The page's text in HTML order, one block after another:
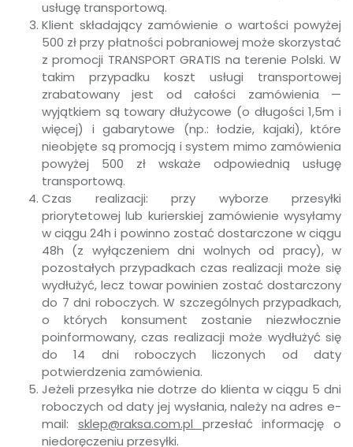
usługę transportową.
Klient składający zamówienie o wartości powyżej
500 zł przy płatności pobraniowej może skorzystać
z promocji TRANSPORT GRATIS na terenie Polski. W
takim przypadku koszt usługi transportowej
zrabatowany jest od całości zamówienia —
wyjątkiem są towary dłużycowe (o długości 1,5m i
więcej) i gabarytowe (np.: łodzie, kajaki), które
nieobjęte są promocją i system mimo zamówienia
powyżej 500 zł wskaże odpowiednią usługę
transportową.
Czas realizacji: przy wyborze przesyłki
priorytetowej lub kurierskiej zamówienie wysyłamy
w ciągu 24h i powinno zostać dostarczone w ciągu
48h (z wyłączeniem dni wolnych od pracy), w
pozostałych przypadkach czas realizacji może się
wydłużyć, lecz towar powinien zostać dostarczony
do 7 dni roboczych. W szczególnych przypadkach,
o których konsument zostanie niezwłocznie
poinformowany, czas realizacji może wydłużyć się
do 14 dni roboczych liczonych od daty
potwierdzenia zamówienia.
Jeżeli przesyłka nie dotrze do klienta w ciągu 5 dni
roboczych od daty jej wysłania, należy na adres e-
mail: sklep@raksa.com.pl przesłać informację o
niedoręczeniu przesyłki.